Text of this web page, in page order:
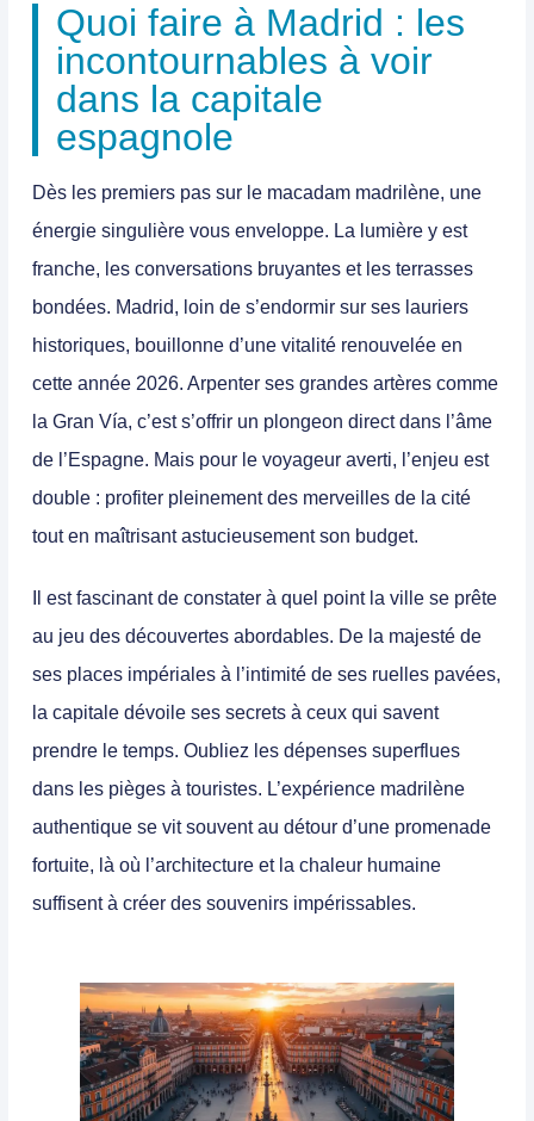
Quoi faire à Madrid : les
incontournables à voir
dans la capitale
espagnole
Dès les premiers pas sur le macadam madrilène, une
énergie singulière vous enveloppe. La lumière y est
franche, les conversations bruyantes et les terrasses
bondées. Madrid, loin de s’endormir sur ses lauriers
historiques, bouillonne d’une vitalité renouvelée en
cette année 2026. Arpenter ses grandes artères comme
la Gran Vía, c’est s’offrir un plongeon direct dans l’âme
de l’Espagne. Mais pour le voyageur averti, l’enjeu est
double : profiter pleinement des merveilles de la cité
tout en maîtrisant astucieusement son budget.
Il est fascinant de constater à quel point la ville se prête
au jeu des découvertes abordables. De la majesté de
ses places impériales à l’intimité de ses ruelles pavées,
la capitale dévoile ses secrets à ceux qui savent
prendre le temps. Oubliez les dépenses superflues
dans les pièges à touristes. L’expérience madrilène
authentique se vit souvent au détour d’une promenade
fortuite, là où l’architecture et la chaleur humaine
suffisent à créer des souvenirs impérissables.